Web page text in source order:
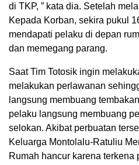
di TKP, ” kata dia. Setelah
Kepada Korban, sekira pukul
mendapati pelaku di depan
dan memegang parang.
Saat Tim Totosik ingin
melakukan perlawanan
langsung membuang
pelaku langsung membuang
selokan. Akibat perbuatan
Keluarga Montolalu-Ratuliu
Rumah hancur karena terkena